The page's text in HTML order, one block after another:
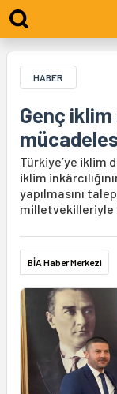
HABER
Genç
Türkiye’ye iklim
iklim
yapılmasını
milletvekilleriyle
BİA Haber Merkezi